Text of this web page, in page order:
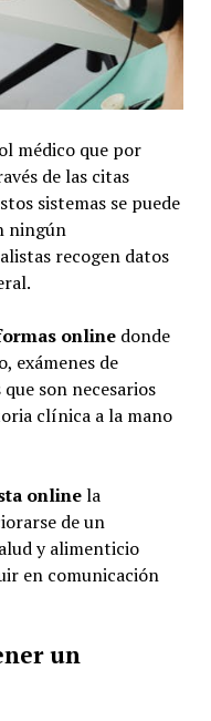
médico que por
de las citas
sistemas se puede
ningún
recogen datos
onlinedonde
exámenes de
son necesarios
clínica a la mano
onlinela
de un
y alimenticio
en comunicación
un